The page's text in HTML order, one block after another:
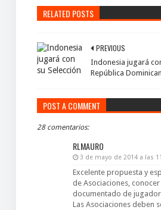
RELATED POSTS
PREVIOUS
Indonesia jugará
República
POST A COMMENT
28 comentarios:
RLMAURO
3 de mayo de 2014 a las
Excelente propuesta y
de Asociaciones,
documentado de
Las Asociaciones deben